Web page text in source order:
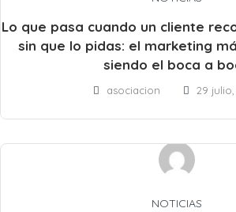
Lo que pasa cuando un cliente
sin que lo pidas: el marketing
siendo el boca a
asociacion 29 julio,
NOTICIAS